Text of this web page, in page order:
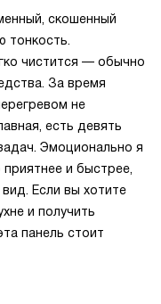
скошенный
тонкость.
чистится — обычно
За время
не
есть девять
Эмоционально я
и быстрее,
Если вы хотите
и получить
панель стоит